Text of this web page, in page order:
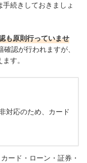
続きしておきましょ
も原則行っていませ
認が行われますが、
す。
対応のため、カード
ード・ローン・証券・